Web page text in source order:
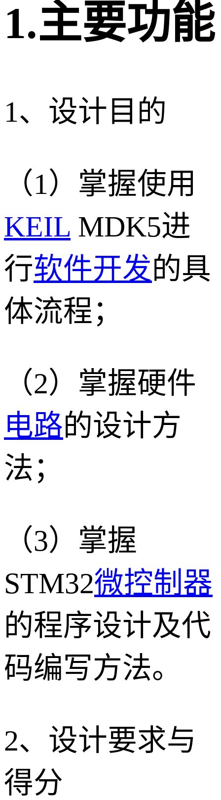
1.主要功能
1、设计目的
（1）掌握使用
KEIL MDK5进
行软件开发的具
体流程；
（2）掌握硬件
电路的设计方
法；
（3）掌握
STM32微控制器
的程序设计及代
码编写方法。
2、设计要求与
得分